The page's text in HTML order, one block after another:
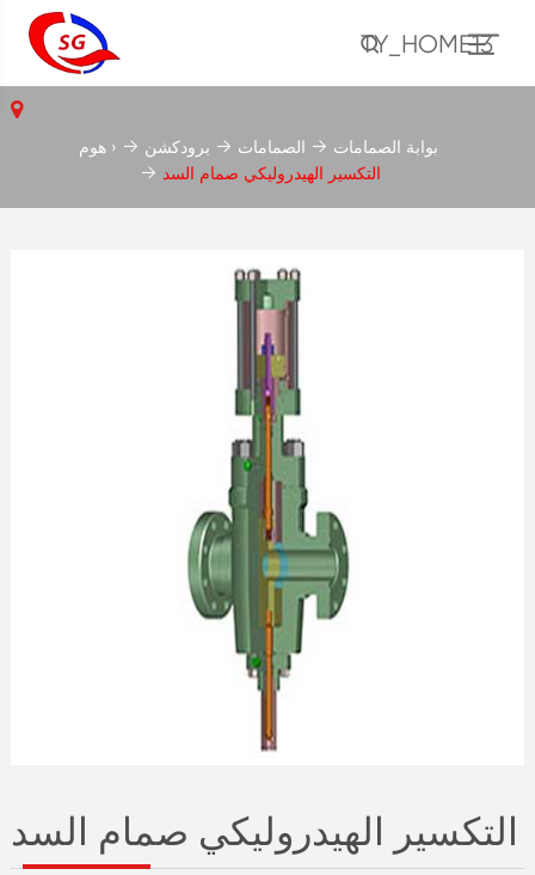
TY_HOME13
التكسير الهيدروليكي صمام السد
هوم › برودكشن الصمامات
بوابة الصمامات
التكسير الهيدروليكي صمام السد